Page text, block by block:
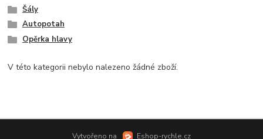
Šály
Autopotah
Opěrka hlavy
V této kategorii nebylo nalezeno žádné zboží.
Vytvořeno na Eshop-rychle.cz